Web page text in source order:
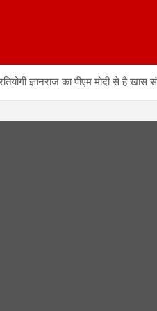
ज्ञानराज का पीएम मोदी से है खास